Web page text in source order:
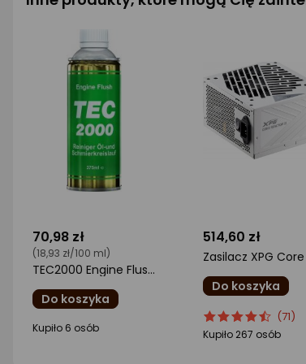
70,98 zł
(18,93 zł/100 ml)
TEC2000 Engine Flush płukanka silnika 375 ml oryginał
Do koszyka
ocena
Kupiło 6 osób
514,60 zł
Do koszyka
ocena
produktu
Ocena
produktu
(71)
Kupiło 267 osób